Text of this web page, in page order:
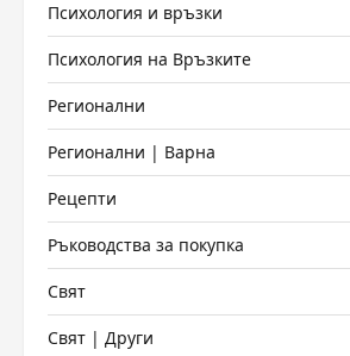
Психология и връзки
Психология на Връзките
Регионални
Регионални | Варна
Рецепти
Ръководства за покупка
Свят
Свят | Други